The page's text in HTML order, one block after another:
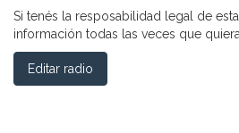
Si tenés la resposabilidad legal de
información todas las veces que
Editar radio